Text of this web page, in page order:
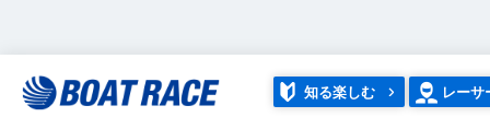
知る楽しむ レーサ